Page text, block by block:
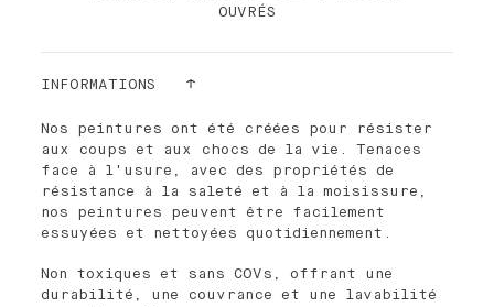
OUVRÉS
INFORMATIONS
Nos peintures ont été créées pour résister
aux coups et aux chocs de la vie. Tenaces
face à l'usure, avec des propriétés de
résistance à la saleté et à la moisissure,
nos peintures peuvent être facilement
essuyées et nettoyées quotidiennement.
Non toxiques et sans COVs, offrant une
durabilité, une couvrance et une lavabilité